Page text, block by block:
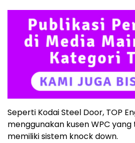
Seperti Kodai Steel Door, TOP
menggunakan kusen WPC
memiliki sistem knock down.